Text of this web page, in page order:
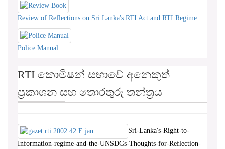
Review of Reflections on Sri Lanka's RTI Act and RTI Regime
Police Manual
RTI කොමිෂන් සභාවේ අනෙකුත්
ප්‍රකාශන සහ තොරතුරු තන්ත්‍රය
Sri-Lanka's-Right-to-
Information-regime-and-the-UNSDGs-Thoughts-for-Reflection-